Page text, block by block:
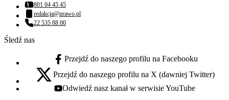
Numer telefonu:
801 04 45 45
Adres email:
redakcja@prawo.pl
Numer telefonu:
22 535 88 00
Śledź nas
facebook - otwiera się w nowej karcie
Przejdź do naszego profilu na Facebooku
x - otwiera się w nowej karcie
Przejdź do naszego profilu na X (dawniej Twitter)
youtube - otwiera się w nowej karcie
Odwiedź nasz kanał w serwisie YouTube